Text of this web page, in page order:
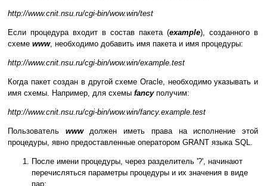
http://www.cnit.nsu.ru/cgi-bin/wow.win/test
Если процедура входит в состав пакета (example), созданного в
схеме www, необходимо добавить имя пакета и имя процедуры:
http://www.cnit.nsu.ru/cgi-bin/wow.win/example.test
Когда пакет создан в другой схеме Oracle, необходимо указывать и
имя схемы. Например, для схемы fancyполучим:
http://www.cnit.nsu.ru/cgi-bin/wow.win/fancy.example.test
Пользователь wwwдолжен иметь права на исполнение этой
процедуры, явно предоставленные оператором GRANT языка SQL.
После имени процедуры, через разделитель '?', начинают
перечисляться параметры процедуры и их значения в виде
пар: